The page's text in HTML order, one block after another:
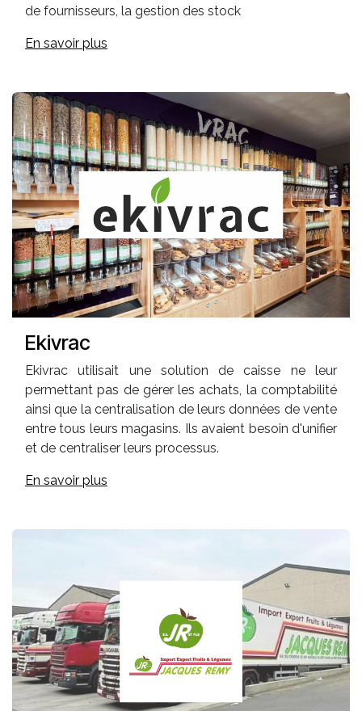
de fournisseurs, la gestion des stock
En savoir plus
Ekivrac
Ekivrac utilisait une solution de caisse ne leur
permettant pas de gérer les achats, la comptabilité
ainsi que la centralisation de leurs données de vente
entre tous leurs magasins. Ils avaient besoin d'unifier
et de centraliser leurs processus.
En savoir plus